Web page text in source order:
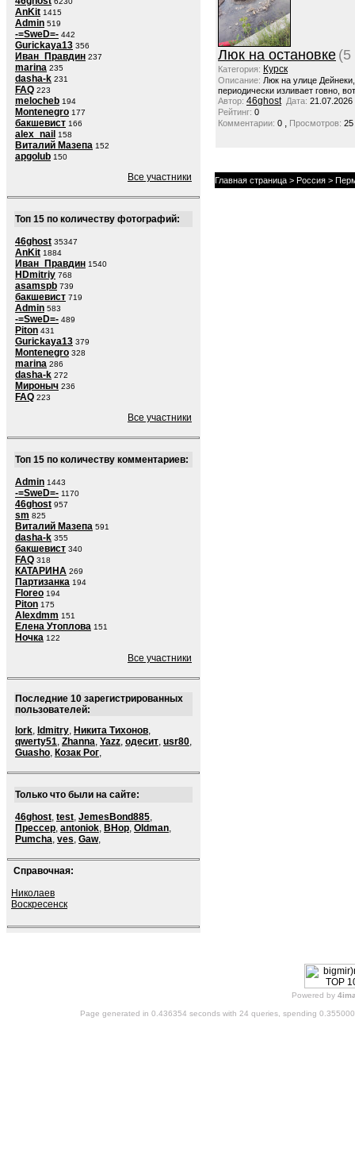
AnKit 1415
Admin 519
-=SweD=- 442
Gurickaya13 356
Иван_Правдин 237
marina 235
dasha-k 231
FAQ 223
melocheb 194
Montenegro 177
бакшевист 166
alex_nail 158
Виталий Мазепа 152
apgolub 150
Все участники
Топ 15 по количеству фотографий:
46ghost 35347
AnKit 1884
Иван_Правдин 1540
HDmitriy 768
asamspb 739
бакшевист 719
Admin 583
-=SweD=- 489
Piton 431
Gurickaya13 379
Montenegro 328
marina 286
dasha-k 272
Мироныч 236
FAQ 223
Все участники
Топ 15 по количеству комментариев:
Admin 1443
-=SweD=- 1170
46ghost 957
sm 825
Виталий Мазепа 591
dasha-k 355
бакшевист 340
FAQ 318
КАТАРИНА 269
Партизанка 194
Floreo 194
Piton 175
Alexdmm 151
Елена Утоплова 151
Ночка 122
Все участники
Последние 10 зарегистрированных
пользователей:
lork, ldmitry, Никита Тихонов,
qwerty51, Zhanna, Yazz, одесит, usr80,
Guasho, Козак Рог,
Только что были на сайте:
46ghost, test, JemesBond885,
Прессер, antoniok, BHop, Oldman,
Pumcha, ves, Gaw,
Справочная:
Николаев
Воскресенск
Люк на остановке (5
Категория: Курск
Описание: Люк на улице
периодически изливает говно,
Автор: 46ghost Дата: 21.07.2026
Рейтинг: 0
Комментарии: 0 , Просмотров: 25
Главная страница > Россия >
Powered by
Page generated in 0.436354 seconds with 24 queries, spending